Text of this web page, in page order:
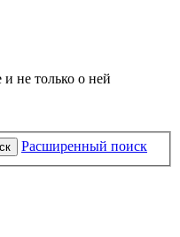
не только о ней
Расширенный поиск